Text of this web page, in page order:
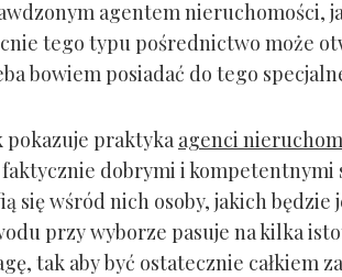
agentem nieruchomości,
tego typu pośrednictwo może
bowiem posiadać do tego
pokazuje praktyka agenci
dobrymi i kompetentnymi
się wśród nich osoby, jakich
przy wyborze pasuje na kilka
tak aby być ostatecznie całkiem